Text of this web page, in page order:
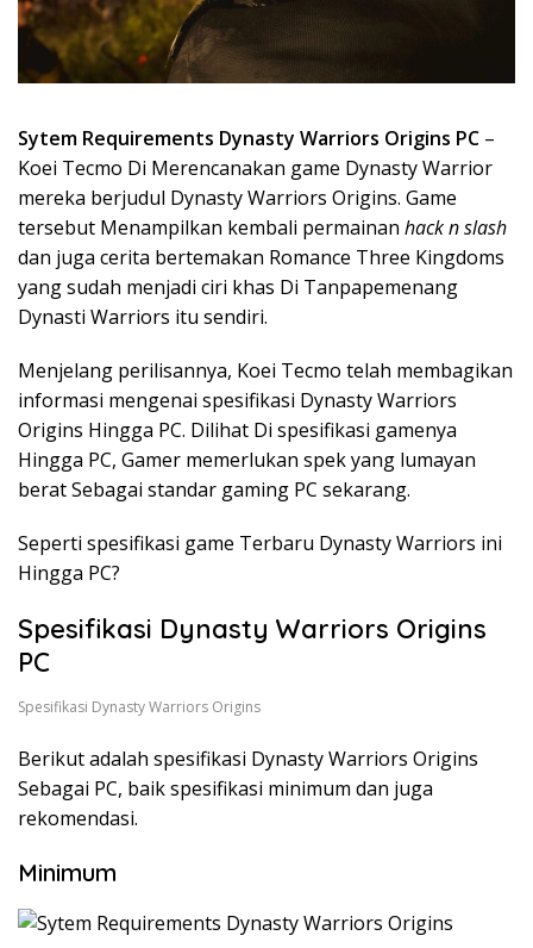
Sytem Requirements Dynasty Warriors Origins PC –
Koei Tecmo Di Merencanakan game Dynasty Warrior
mereka berjudul Dynasty Warriors Origins. Game
tersebut Menampilkan kembali permainan hack n slash
dan juga cerita bertemakan Romance Three Kingdoms
yang sudah menjadi ciri khas Di Tanpapemenang
Dynasti Warriors itu sendiri.
Menjelang perilisannya, Koei Tecmo telah membagikan
informasi mengenai spesifikasi Dynasty Warriors
Origins Hingga PC. Dilihat Di spesifikasi gamenya
Hingga PC, Gamer memerlukan spek yang lumayan
berat Sebagai standar gaming PC sekarang.
Seperti spesifikasi game Terbaru Dynasty Warriors ini
Hingga PC?
Spesifikasi Dynasty Warriors Origins
PC
Spesifikasi Dynasty Warriors Origins
Berikut adalah spesifikasi Dynasty Warriors Origins
Sebagai PC, baik spesifikasi minimum dan juga
rekomendasi.
Minimum